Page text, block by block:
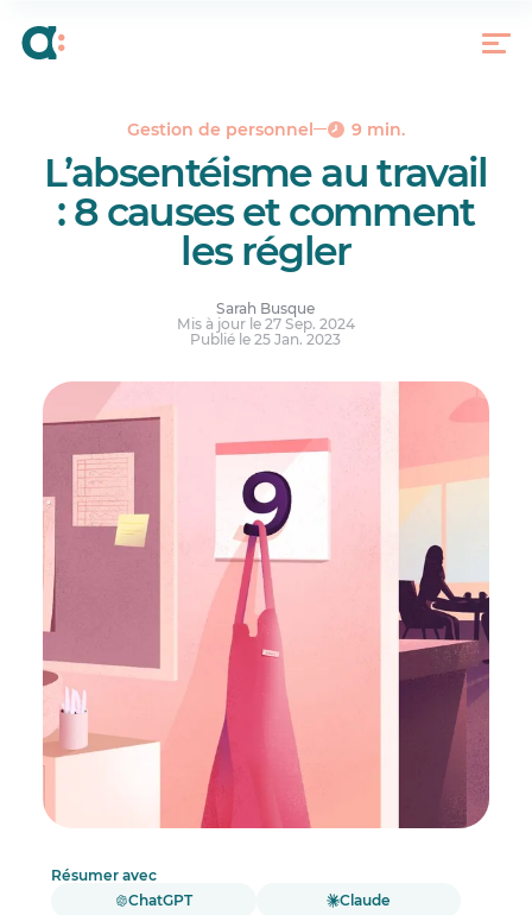
Gestion de personnel 9 min.
L’absentéisme au travail
: 8 causes et comment
les régler
Sarah Busque
Mis à jour le 27 Sep. 2024
Publié le 25 Jan. 2023
Résumer avec
ChatGPT
Claude
Comment calculer votre taux d’absentéisme